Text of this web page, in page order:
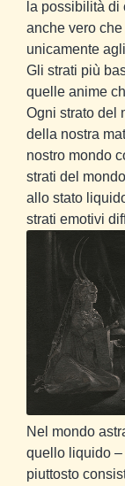
la possibilità di
anche vero
unicamente
Gli strati più
quelle anime
Ogni strato del
della nostra
nostro mondo
strati del
allo stato
strati emotivi
Nel mondo
quello liquido –
piuttosto